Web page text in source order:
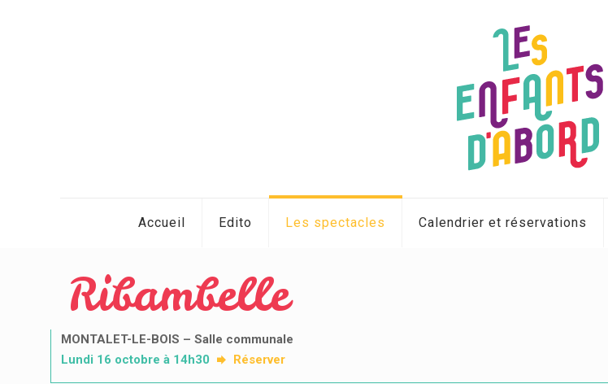
Accueil Edito Les spectacles Calendrier et réservations
Ribambelle
MONTALET-LE-BOIS – Salle communale
Lundi 16 octobre à 14h30
Réserver